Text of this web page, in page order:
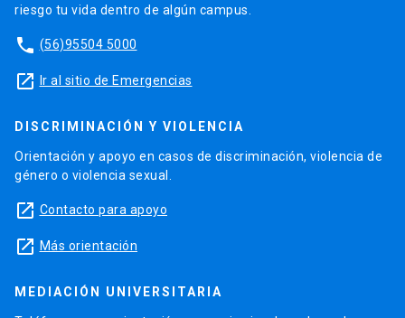
riesgo tu vida dentro de algún campus.
phone (56)95504 5000
launch Ir al sitio de Emergencias
DISCRIMINACIÓN Y VIOLENCIA
Orientación y apoyo en casos de discriminación, violencia de
género o violencia sexual.
launch Contacto para apoyo
launch Más orientación
MEDIACIÓN UNIVERSITARIA